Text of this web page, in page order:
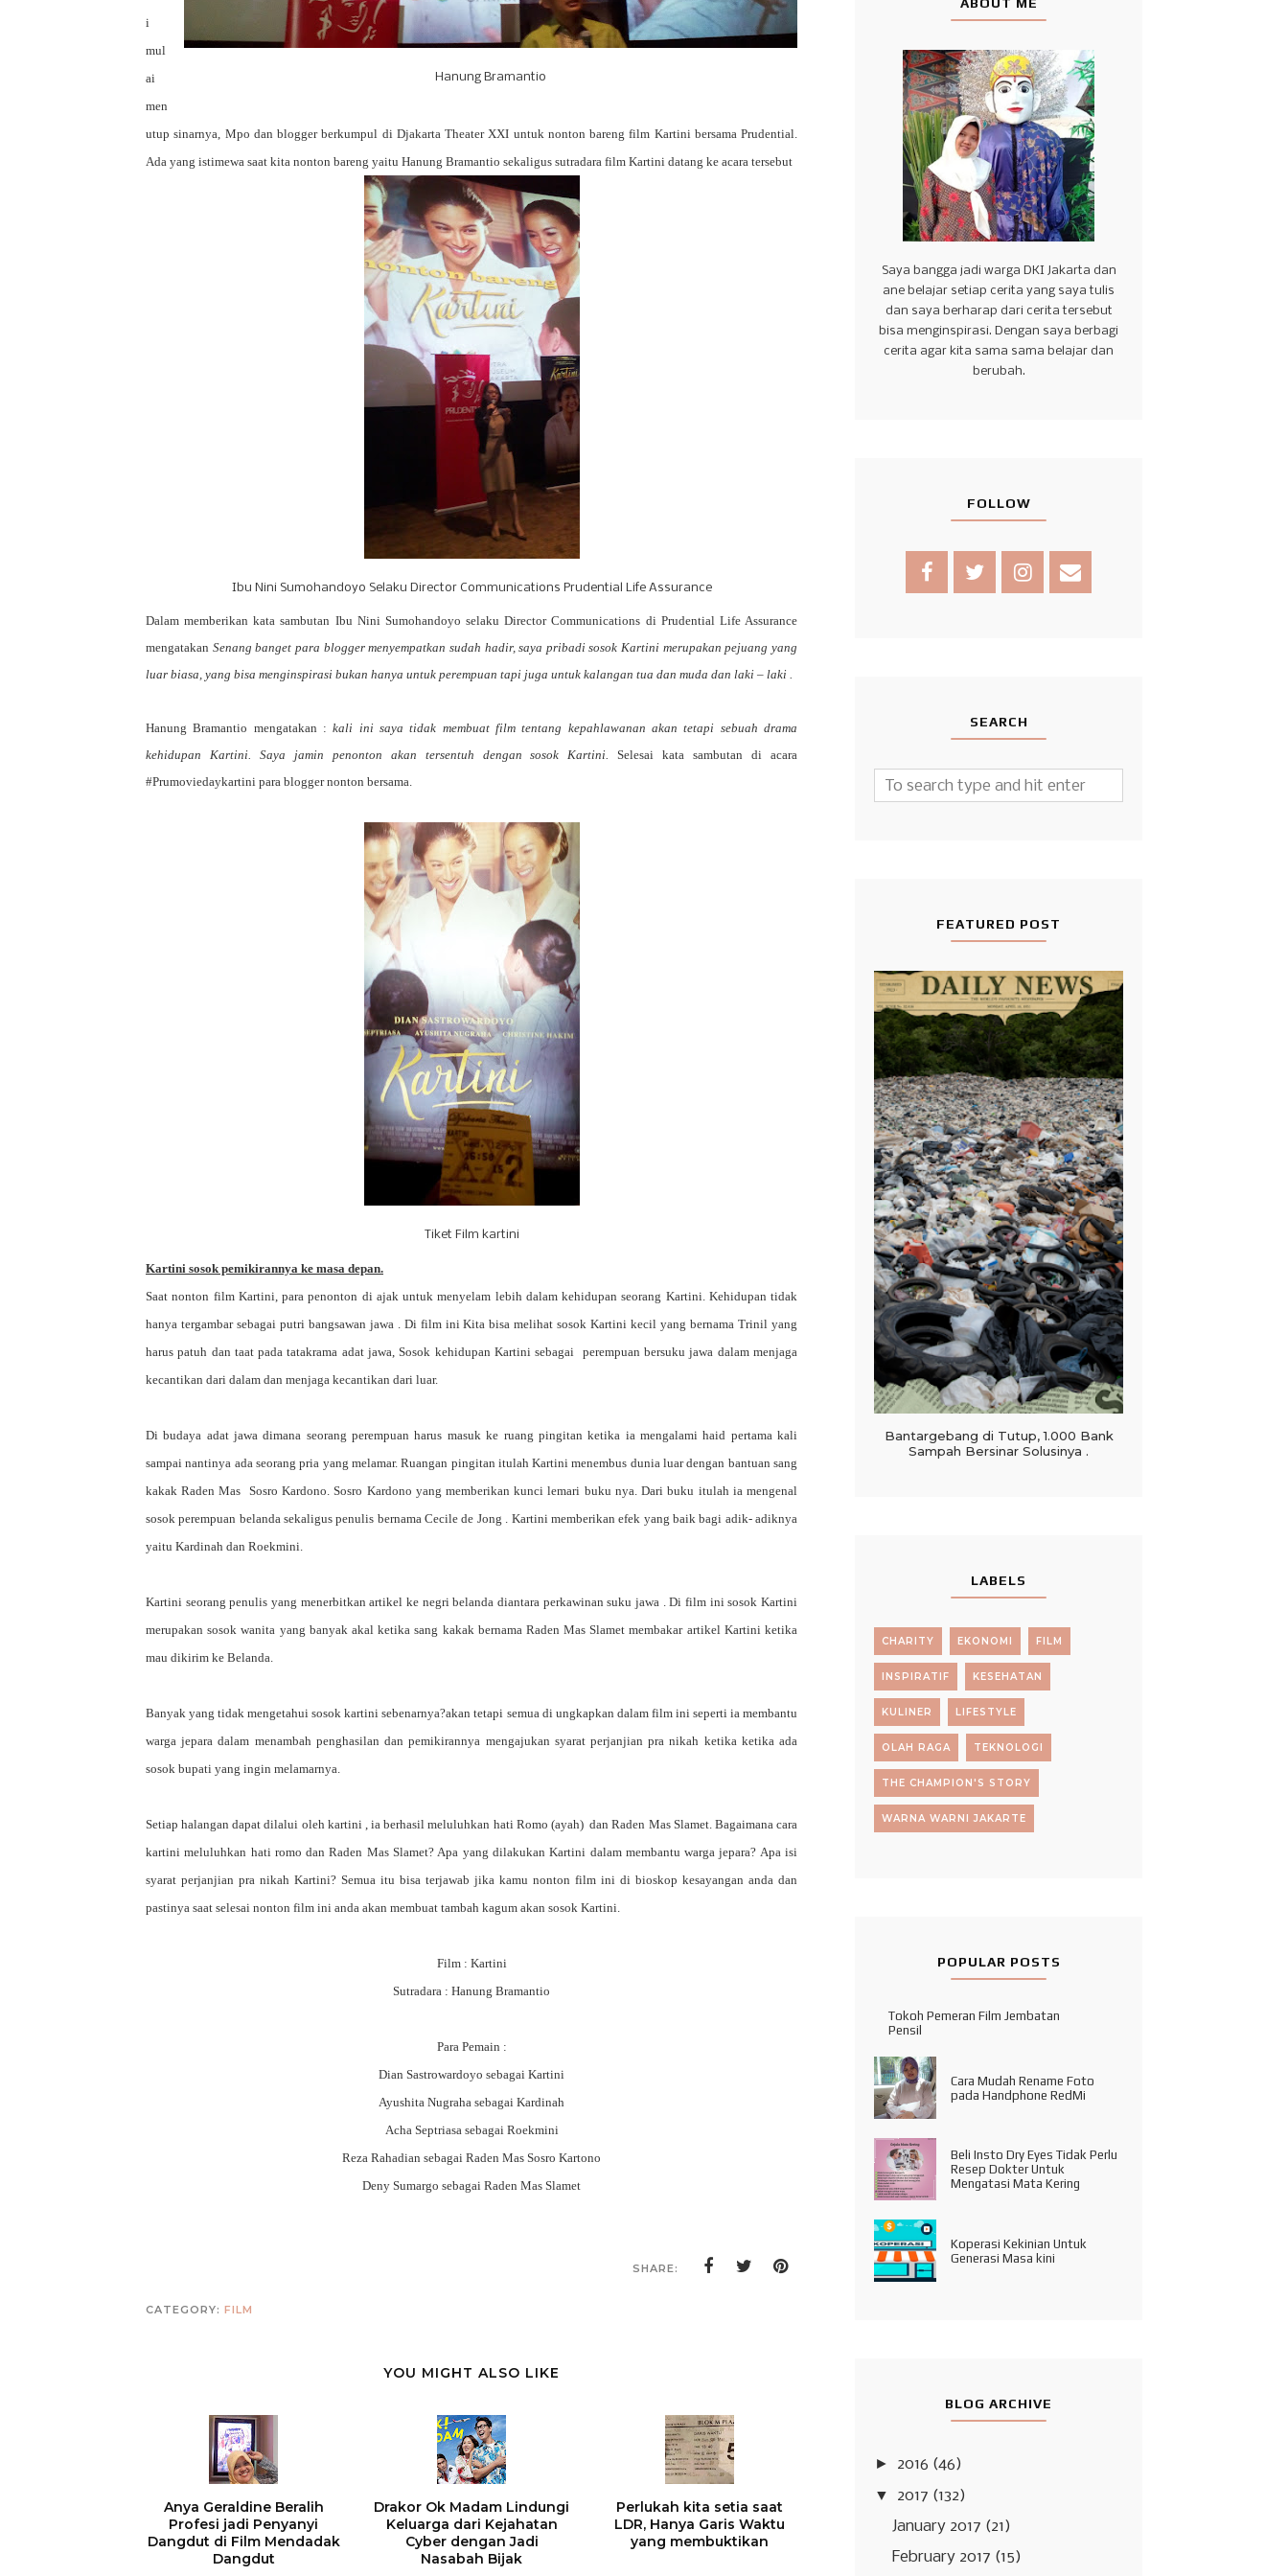
Hanung Bramantio
i
mul
ai
men
utup sinarnya, Mpo dan blogger berkumpul di Djakarta Theater XXI untuk nonton bareng film Kartini bersama Prudential.
Ada yang istimewa saat kita nonton bareng yaitu Hanung Bramantio sekaligus sutradara film Kartini datang ke acara tersebut
Ibu Nini Sumohandoyo Selaku Director Communications Prudential Life Assurance
Dalam memberikan kata sambutan Ibu Nini Sumohandoyo selaku Director Communications di Prudential Life Assurance
mengatakan Senang banget para blogger menyempatkan sudah hadir, saya pribadi sosok Kartini merupakan pejuang yang
luar biasa, yang bisa menginspirasi bukan hanya untuk perempuan tapi juga untuk kalangan tua dan muda dan laki – laki .
Hanung Bramantio mengatakan :kali ini saya tidak membuat film tentang kepahlawanan akan tetapi sebuah drama
kehidupan Kartini. Saya jamin penonton akan tersentuh dengan sosok Kartini. Selesai kata sambutan di acara
#Prumoviedaykartini para blogger nonton bersama.
Tiket Film kartini
Kartini sosok pemikirannya ke masa depan.
Saat nonton film Kartini, para penonton di ajak untuk menyelam lebih dalam kehidupan seorang Kartini. Kehidupan tidak
hanya tergambar sebagai putri bangsawan jawa . Di film ini Kita bisa melihat sosokKartini kecil yang bernama Trinil yang
harus patuh dan taat pada tatakrama adat jawa, Sosok kehidupan Kartini sebagai perempuan bersuku jawa dalam menjaga
kecantikan dari dalam dan menjaga kecantikan dari luar.
Di budaya adat jawa dimana seorang perempuan harus masuk ke ruang pingitan ketika ia mengalami haid pertama kali
sampai nantinya ada seorang pria yang melamar. Ruangan pingitan itulah Kartini menembus dunia luar dengan bantuan sang
kakak Raden Mas Sosro Kardono. Sosro Kardono yang memberikan kunci lemari buku nya. Dari buku itulah ia mengenal
sosok perempuan belanda sekaligus penulis bernama Cecile de Jong . Kartini memberikan efek yang baik bagi adik- adiknya
yaitu Kardinah dan Roekmini.
Kartini seorang penulis yang menerbitkan artikel ke negri belanda diantara perkawinan suku jawa . Di film ini sosok Kartini
merupakan sosok wanita yang banyak akal ketika sang kakak bernama Raden Mas Slamet membakar artikel Kartini ketika
mau dikirim ke Belanda.
Banyak yang tidak mengetahui sosok kartini sebenarnya?akan tetapi semua di ungkapkan dalam film ini seperti ia membantu
warga jepara dalam menambah penghasilan dan pemikirannya mengajukan syarat perjanjian pra nikah ketika ketika ada
sosok bupati yang ingin melamarnya.
Setiap halangan dapat dilalui oleh kartini , ia berhasil meluluhkan hati Romo (ayah) danRaden Mas Slamet. Bagaimana cara
kartini meluluhkan hati romo danRaden Mas Slamet? Apa yang dilakukanKartini dalam membantu warga jepara? Apa isi
syarat perjanjian pra nikah Kartini? Semua itu bisa terjawab jika kamu nonton film ini di bioskop kesayangan anda dan
pastinya saat selesai nonton film ini anda akan membuat tambah kagum akan sosok Kartini.
Film : Kartini
Sutradara : Hanung Bramantio
Para Pemain :
Dian Sastrowardoyo sebagai Kartini
Ayushita Nugraha sebagai Kardinah
Acha Septriasa sebagai Roekmini
Reza Rahadian sebagai Raden Mas Sosro Kartono
Deny Sumargo sebagai Raden Mas Slamet
SHARE:
CATEGORY: FILM
YOU MIGHT ALSO LIKE
Anya Geraldine Beralih
Profesi jadi Penyanyi
Dangdut di Film Mendadak
Dangdut
Drakor Ok Madam Lindungi
Keluarga dari Kejahatan
Cyber dengan Jadi
Nasabah Bijak
Perlukah kita setia saat
LDR, Hanya Garis Waktu
yang membuktikan
Saya bangga jadi warga DKI Jakarta dan
ane belajar setiap cerita yang saya tulis
dan saya berharap dari cerita tersebut
bisa menginspirasi. Dengan saya berbagi
cerita agar kita sama sama belajar dan
berubah.
FOLLOW
SEARCH
FEATURED POST
Bantargebang di Tutup, 1.000 Bank
Sampah Bersinar Solusinya .
LABELS
CHARITY EKONOMI FILM
INSPIRATIF KESEHATAN
KULINER LIFESTYLE
OLAH RAGA TEKNOLOGI
THE CHAMPION'S STORY
WARNA WARNI JAKARTE
POPULAR POSTS
Tokoh Pemeran Film Jembatan
Pensil
Cara Mudah Rename Foto
pada Handphone RedMi
Beli Insto Dry Eyes Tidak Perlu
Resep Dokter Untuk
Mengatasi Mata Kering
Koperasi Kekinian Untuk
Generasi Masa kini
BLOG ARCHIVE
► 2016 (46)
▼ 2017 (132)
January 2017 (21)
February 2017 (15)